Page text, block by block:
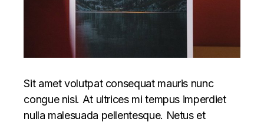
Sit amet volutpat consequat mauris nunc
congue nisi. At ultrices mi tempus imperdiet
nulla malesuada pellentesque. Netus et